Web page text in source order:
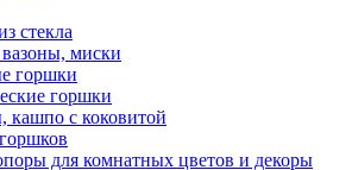
стекла
миски
горшки
горшки
кашпо с коковитой
для комнатных цветов и декоры